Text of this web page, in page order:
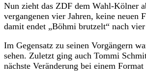
Nun zieht das ZDF dem Wahl-Kölner
vergangenen vier Jahren, keine neuen
damit endet „Böhmi brutzelt“ nach
Im Gegensatz zu seinen Vorgängern
sehen. Zuletzt ging auch Tommi
nächste Veränderung bei einem